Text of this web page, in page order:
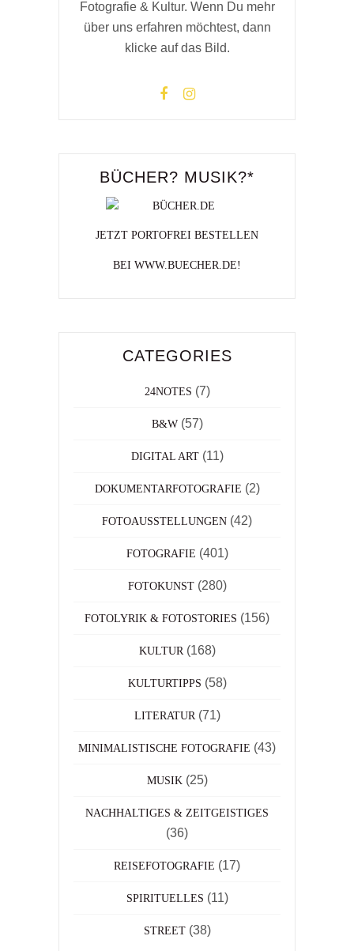
Fotografie & Kultur. Wenn Du mehr
über uns erfahren möchtest, dann
klicke auf das Bild.
BÜCHER? MUSIK?*
JETZT PORTOFREI BESTELLEN
BEI WWW.BUECHER.DE!
CATEGORIES
24NOTES (7)
B&W(57)
DIGITAL ART(11)
DOKUMENTARFOTOGRAFIE (2)
FOTOAUSSTELLUNGEN (42)
FOTOGRAFIE (401)
FOTOKUNST(280)
FOTOLYRIK & FOTOSTORIES (156)
KULTUR (168)
KULTURTIPPS (58)
LITERATUR (71)
MINIMALISTISCHE FOTOGRAFIE (43)
MUSIK (25)
NACHHALTIGES & ZEITGEISTIGES
(36)
REISEFOTOGRAFIE (17)
SPIRITUELLES (11)
STREET(38)